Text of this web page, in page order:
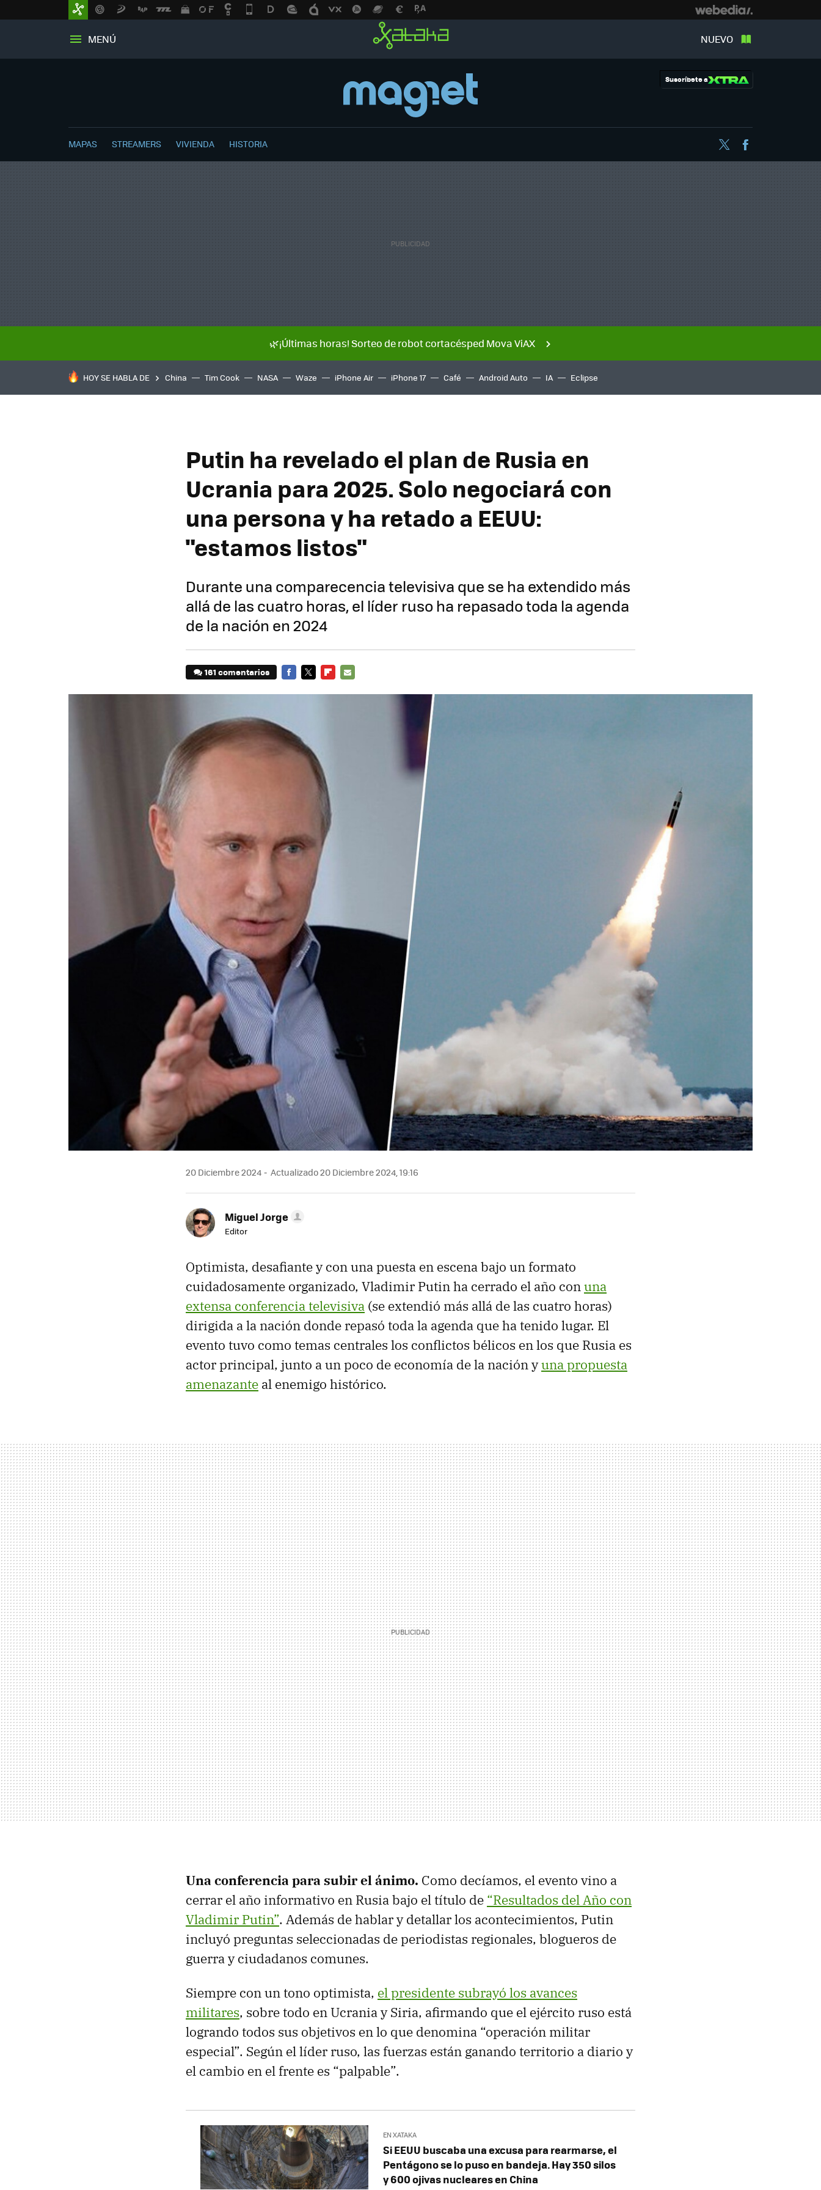
MENÚ NUEVO
Suscríbete a
MAPAS STREAMERS VIVIENDA HISTORIA Twitter
🌿¡Últimas horas! Sorteo de robot cortacésped Mova ViAX
HOY SE HABLA DE China Tim Cook NASA Waze iPhone Air iPhone 17 Café Android Auto IA Eclipse
Putin ha revelado el plan de Rusia en
Ucrania para 2025. Solo negociará con
una persona y ha retado a EEUU:
"estamos listos"
Durante una comparecencia televisiva que se ha extendido más
allá de las cuatro horas, el líder ruso ha repasado toda la agenda
de la nación en 2024
161 comentarios
20 Diciembre 2024 Actualizado 20 Diciembre 2024, 19:16
Miguel Jorge
Editor
Optimista, desafiante y con una puesta en escena bajo un formato
cuidadosamente organizado, Vladimir Putin ha cerrado el año conuna
extensa conferencia televisiva (se extendió más allá de las cuatro horas)
dirigida a la nación donde repasó toda la agenda que ha tenido lugar. El
evento tuvo como temas centrales los conflictos bélicos en los que Rusia es
actor principal, junto a un poco de economía de la nación yuna propuesta
amenazante al enemigo histórico.
Una conferencia para subir el ánimo. Como decíamos, el evento vino a
cerrar el año informativo en Rusia bajo el título de “Resultados del Año con
Vladimir Putin”. Además de hablar y detallar los acontecimientos, Putin
incluyó preguntas seleccionadas de periodistas regionales, blogueros de
guerra y ciudadanos comunes.
Siempre con un tono optimista, el presidente subrayó los avances
militares, sobre todo en Ucrania y Siria, afirmando que el ejército ruso está
logrando todos sus objetivos en lo que denomina “operación militar
especial”. Según el líder ruso, las fuerzas están ganando territorio a diario y
el cambio en el frente es “palpable”.
EN XATAKA
Si EEUU buscaba una excusa para rearmarse, el
Pentágono se lo puso en bandeja. Hay 350 silos
y 600 ojivas nucleares en China